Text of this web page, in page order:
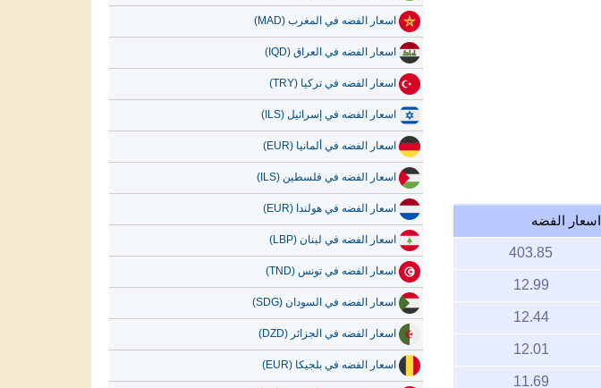
اسعار الفضه
403.85
12.99
12.44
12.01
11.69
اسعار الفضه في المغرب (MAD)
اسعار الفضه في العراق (IQD)
اسعار الفضه في تركيا (TRY)
اسعار الفضه في إسرائيل (ILS)
اسعار الفضه في ألمانيا (EUR)
اسعار الفضه في فلسطين (ILS)
اسعار الفضه في هولندا (EUR)
اسعار الفضه في لبنان (LBP)
اسعار الفضه في تونس (TND)
اسعار الفضه في السودان (SDG)
اسعار الفضه في الجزائر (DZD)
اسعار الفضه في بلجيكا (EUR)